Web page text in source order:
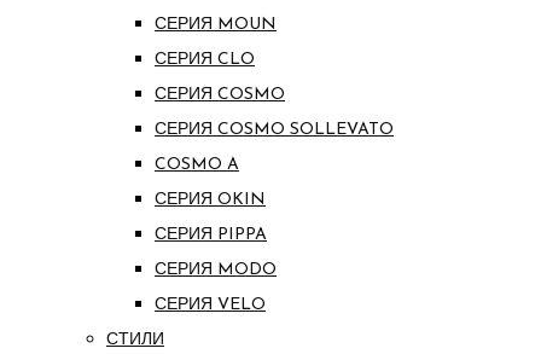
СЕРИЯ MOUN
СЕРИЯ CLO
СЕРИЯ COSMO
СЕРИЯ COSMO SOLLEVATO
COSMO A
СЕРИЯ OKIN
СЕРИЯ PIPPA
СЕРИЯ MODO
СЕРИЯ VELO
СТИЛИ